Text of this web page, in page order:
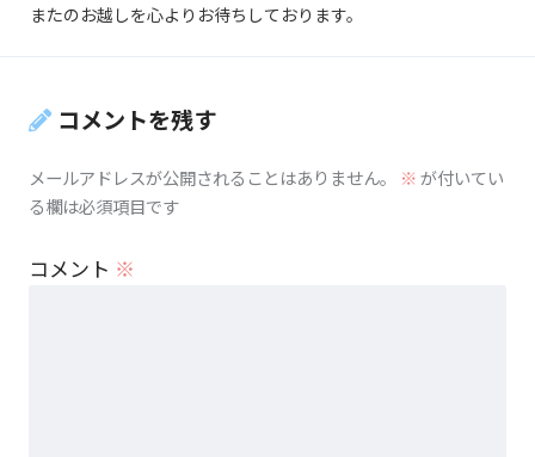
またのお越しを心よりお待ちしております。
コメントを残す
メールアドレスが公開されることはありません。 ※が付いてい
る欄は必須項目です
コメント ※